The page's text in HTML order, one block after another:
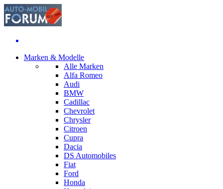
Marken & Modelle
Alle Marken
Alfa Romeo
Audi
BMW
Cadillac
Chevrolet
Chrysler
Citroen
Cupra
Dacia
DS Automobiles
Fiat
Ford
Honda